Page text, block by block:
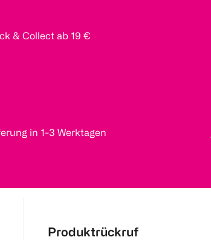
& Collect ab 19 €
in 1-3 Werktagen
Produktrückruf